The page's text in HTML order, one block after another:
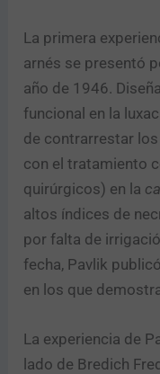
La primera
arnés se presentó
año de 1946.
funcional en la
de contrarrestar
con el tratamiento
quirúrgicos) en la
altos índices de
por falta de
fecha, Pavlik
en los que
La experiencia de
lado de Bredich